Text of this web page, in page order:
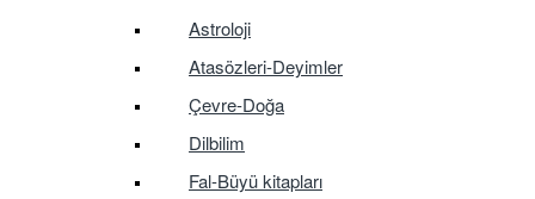
Astroloji
Atasözleri-Deyimler
Çevre-Doğa
Dilbilim
Fal-Büyü kitapları